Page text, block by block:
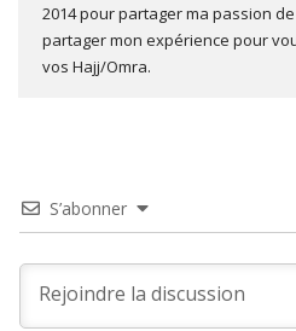
2014 pour partager ma passion
partager mon expérience pour
vos Hajj/Omra.
S’abonner